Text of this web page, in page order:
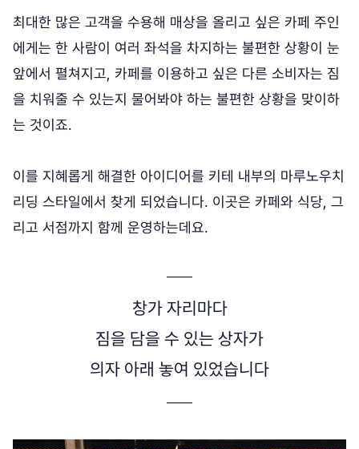
최대한 많은 고객을 수용해 매상을 올리고 싶은 카페 주인
에게는 한 사람이 여러 좌석을 차지하는 불편한 상황이 눈
앞에서 펼쳐지고, 카페를 이용하고 싶은 다른 소비자는 짐
을 치워줄 수 있는지 물어봐야 하는 불편한 상황을 맞이하
는 것이죠.
이를 지혜롭게 해결한 아이디어를 키테 내부의 마루노우치
리딩 스타일에서 찾게 되었습니다. 이곳은 카페와 식당, 그
리고 서점까지 함께 운영하는데요.
창가 자리마다
짐을 담을 수 있는 상자가
의자 아래 놓여 있었습니다